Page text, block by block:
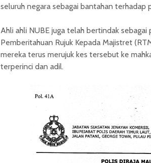
seluruh negara sebagai bantahan terhadap
Ahli ahli NUBE juga telah bertindak
Pemberitahuan Rujuk Kepada Majistret
mereka terus merujuk kes tersebut ke
terperinci dan adil.